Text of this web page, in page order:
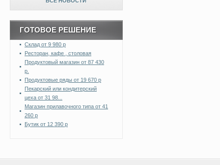
ГОТОВОЕ РЕШЕНИЕ
Склад от 9 980 р
Ресторан, кафе , столовая
Продуктовый магазин от 87 430
р.
Продуктовые ряды от 19 670 р
Пекарский или кондитерский
цеха от 31 98...
Магазин прилавочного типа от 41
260 р
Бутик от 12 390 р